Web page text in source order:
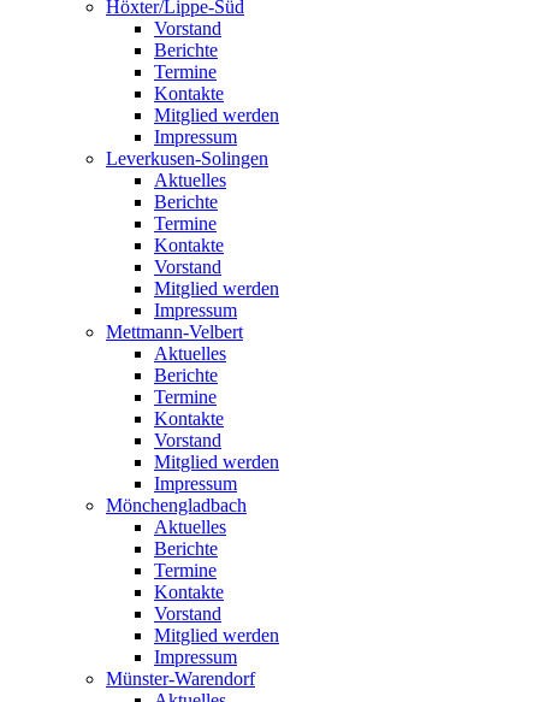
Höxter/Lippe-Süd
Vorstand
Berichte
Termine
Kontakte
Mitglied werden
Impressum
Leverkusen-Solingen
Aktuelles
Berichte
Termine
Kontakte
Vorstand
Mitglied werden
Impressum
Mettmann-Velbert
Aktuelles
Berichte
Termine
Kontakte
Vorstand
Mitglied werden
Impressum
Mönchengladbach
Aktuelles
Berichte
Termine
Kontakte
Vorstand
Mitglied werden
Impressum
Münster-Warendorf